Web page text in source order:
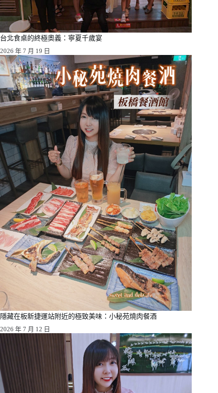
台北食桌的終極奧義：寧夏千歲宴
2026 年 7 月 19 日
隱藏在板新捷運站附近的極致美味：小秘苑燒肉餐酒
2026 年 7 月 12 日